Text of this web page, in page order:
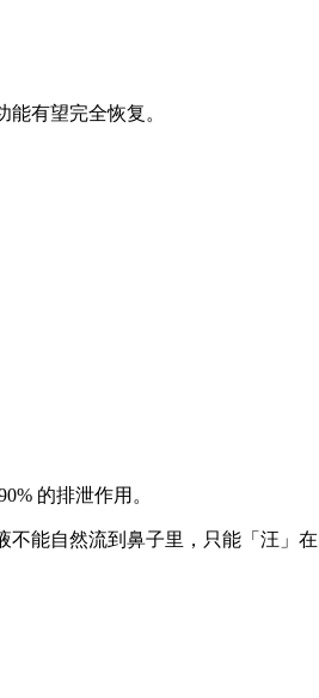
有望完全恢复。
的排泄作用。
能自然流到鼻子里，只能「汪」